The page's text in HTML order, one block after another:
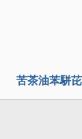
苦茶油苯駢